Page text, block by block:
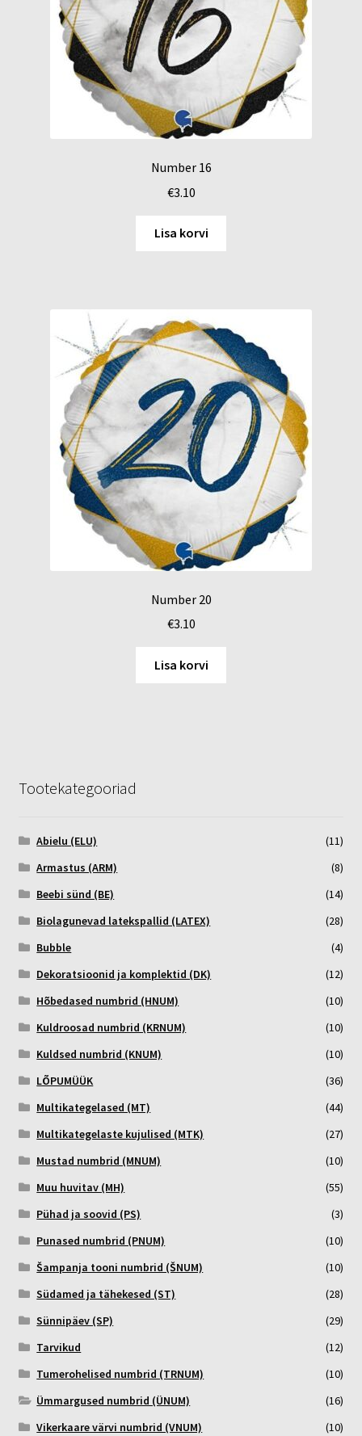
Number 16
€3.10
Lisa korvi
Number 20
€3.10
Lisa korvi
Tootekategooriad
Abielu (ELU)
(11)
Armastus (ARM)
(8)
Beebi sünd (BE)
(14)
Biolagunevad latekspallid (LATEX)
(28)
Bubble
(4)
Dekoratsioonid ja komplektid (DK)
(12)
Hõbedased numbrid (HNUM)
(10)
Kuldroosad numbrid (KRNUM)
(10)
Kuldsed numbrid (KNUM)
(10)
LÕPUMÜÜK
(36)
Multikategelased (MT)
(44)
Multikategelaste kujulised (MTK)
(27)
Mustad numbrid (MNUM)
(10)
Muu huvitav (MH)
(55)
Pühad ja soovid (PS)
(3)
Punased numbrid (PNUM)
(10)
Šampanja tooni numbrid (ŠNUM)
(10)
Südamed ja tähekesed (ST)
(28)
Sünnipäev (SP)
(29)
Tarvikud
(12)
Tumerohelised numbrid (TRNUM)
(10)
Ümmargused numbrid (ÜNUM)
(16)
Vikerkaare värvi numbrid (VNUM)
(10)